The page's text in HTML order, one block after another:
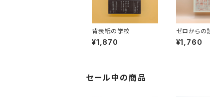
背表紙の学校
¥1,870
ゼロからの
¥1,760
セール中の商品